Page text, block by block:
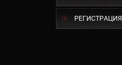
РЕГИСТРАЦИЯ